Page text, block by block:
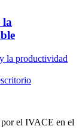
la
la productividad
el IVACE en el